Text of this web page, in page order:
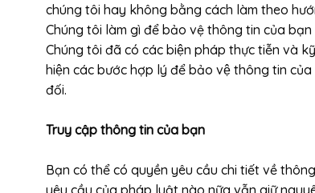
chúng tôi hay không bằng cách làm theo
Chúng tôi làm gì để bảo vệ thông tin của
Chúng tôi đã có các biện pháp thực tiễn và
hiện các bước hợp lý để bảo vệ thông tin
đối.
Truy cập thông tin của bạn
Bạn có thể có quyền yêu cầu chi tiết về
yêu cầu của pháp luật nào nữa vẫn giữ